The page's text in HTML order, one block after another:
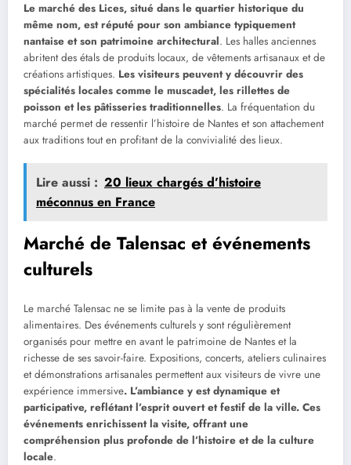
Le marché des Lices, situé dans le quartier historique du
même nom, est réputé pour son ambiance typiquement
nantaise et son patrimoine architectural. Les halles anciennes
abritent des étals de produits locaux, de vêtements artisanaux et de
créations artistiques. Les visiteurs peuvent y découvrir des
spécialités locales comme le muscadet, les rillettes de
poisson et les pâtisseries traditionnelles. La fréquentation du
marché permet de ressentir l’histoire de Nantes et son attachement
aux traditions tout en profitant de la convivialité des lieux.
Lire aussi : 20 lieux chargés d’histoire
méconnus en France
Marché de Talensac et événements
culturels
Le marché Talensac ne se limite pas à la vente de produits
alimentaires. Des événements culturels y sont régulièrement
organisés pour mettre en avant le patrimoine de Nantes et la
richesse de ses savoir-faire. Expositions, concerts, ateliers culinaires
et démonstrations artisanales permettent aux visiteurs de vivre une
expérience immersive. L’ambiance y est dynamique et
participative, reflétant l’esprit ouvert et festif de la ville. Ces
événements enrichissent la visite, offrant une
compréhension plus profonde de l’histoire et de la culture
locale.